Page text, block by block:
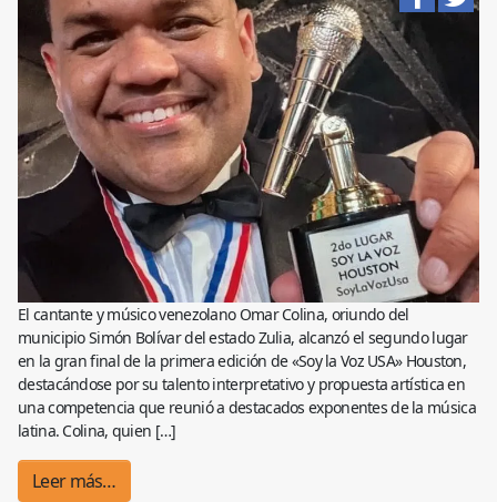
El cantante y músico venezolano Omar Colina, oriundo del
municipio Simón Bolívar del estado Zulia, alcanzó el segundo lugar
en la gran final de la primera edición de «Soy la Voz USA» Houston,
destacándose por su talento interpretativo y propuesta artística en
una competencia que reunió a destacados exponentes de la música
latina. Colina, quien […]
Leer más…